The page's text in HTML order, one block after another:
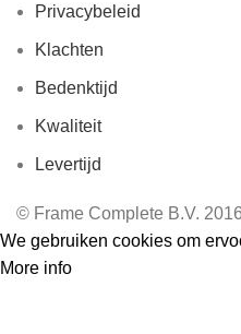
Privacybeleid
Klachten
Bedenktijd
Kwaliteit
Levertijd
© Frame Complete B.V.
We gebruiken cookies om
More info